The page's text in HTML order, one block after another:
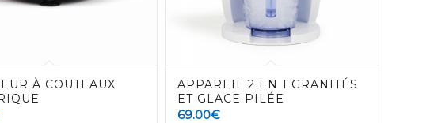
À COUTEAUX
APPAREIL 2 EN 1 GRANITÉS
ET GLACE PILÉE
69.00€